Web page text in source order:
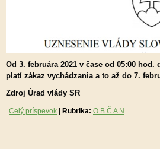
Od 3. februára 2021 v čase od 05:00 hod.
platí zákaz vychádzania a to až do 7.
Zdroj Úrad vlády SR
Celý príspevok Rubrika: O B Č A N